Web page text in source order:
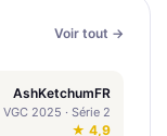
Voir tout →
AshKetchumFR
VGC 2025 · Série 2
★ 4,9